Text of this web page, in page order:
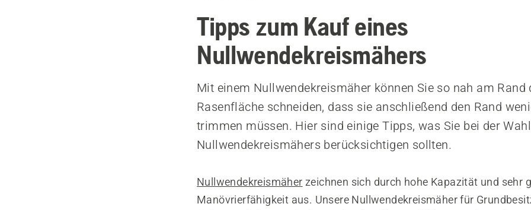
Tipps zum Kauf eines
Nullwendekreismähers
Mit einem Nullwendekreismäher können Sie so nah am Rand
Rasenfläche schneiden, dass sie anschließend den Rand
trimmen müssen. Hier sind einige Tipps, was Sie bei der
Nullwendekreismähers berücksichtigen sollten.
Nullwendekreismäher zeichnen sich durch hohe Kapazität und sehr
Manövrierfähigkeit aus. Unsere Nullwendekreismäher für